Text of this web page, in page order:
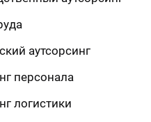
аутсорсинг
персонала
логистики